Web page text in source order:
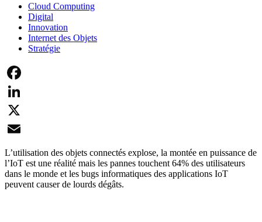
Cloud Computing
Digital
Innovation
Internet des Objets
Stratégie
Facebook
LinkedIn
X
Email
L’utilisation des objets connectés explose, la montée en puissance de
l’IoT est une réalité mais les pannes touchent 64% des utilisateurs
dans le monde et les bugs informatiques des applications IoT
peuvent causer de lourds dégâts.